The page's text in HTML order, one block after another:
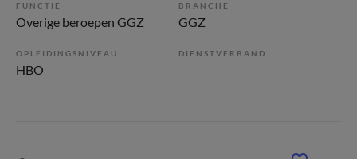
FUNCTIE
Overige beroepen GGZ
BRANCHE
GGZ
OPLEIDINGSNIVEAU
HBO
DIENSTVERBAND